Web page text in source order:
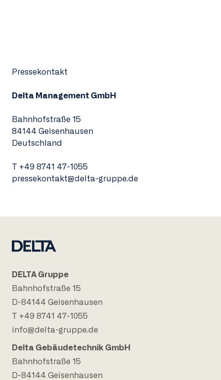
Pressekontakt
Delta Management GmbH
Bahnhofstraße 15
84144 Geisenhausen
Deutschland
T +49 8741 47-1055
pressekontakt@delta-gruppe.de
DELTA Gruppe
Bahnhofstraße 15
D-84144 Geisenhausen
T +49 8741 47-1055
info@delta-gruppe.de
Delta Gebäudetechnik GmbH
Bahnhofstraße 15
D-84144 Geisenhausen